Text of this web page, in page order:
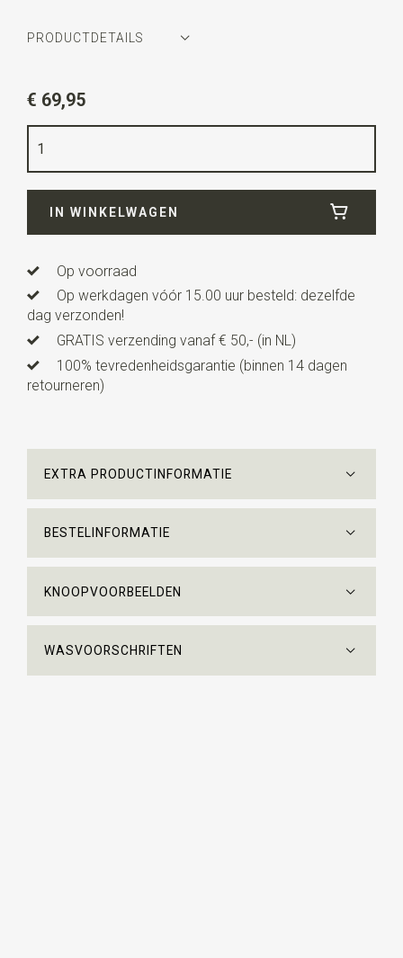
PRODUCTDETAILS
blauw
Kwaliteit
Lengteca. 153 cm
All M.C. Escher Works © the M.C. Escher Company B.V.
€ 69,95
IN WINKELWAGEN
Op voorraad
Op werkdagen vóór 15.00 uur besteld: dezelfde
dag verzonden!
GRATIS verzending vanaf € 50,- (in NL)
100% tevredenheidsgarantie (binnen 14 dagen
retourneren)
EXTRA PRODUCTINFORMATIE
BESTELINFORMATIE
KNOOPVOORBEELDEN
WASVOORSCHRIFTEN